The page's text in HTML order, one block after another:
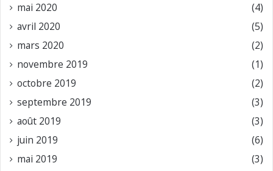
mai 2020
(4)
avril 2020
(5)
mars 2020
(2)
novembre 2019
(1)
octobre 2019
(2)
septembre 2019
(3)
août 2019
(3)
juin 2019
(6)
mai 2019
(3)